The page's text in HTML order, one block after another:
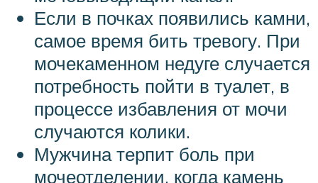
Если в почках появились камни,
самое время бить тревогу. При
мочекаменном недуге случается
потребность пойти в туалет, в
процессе избавления от мочи
случаются колики.
Мужчина терпит боль при
мочеотделении, когда камень